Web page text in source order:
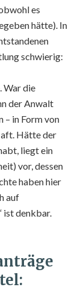
es
hätte). In
schwierig:
War die
der Anwalt
– in Form von
Hätte der
liegt ein
vor, dessen
haben hier
auf
ist denkbar.